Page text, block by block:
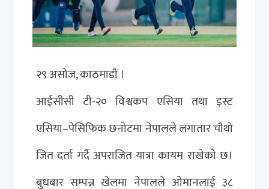
२९ असोज, काठमाडौं ।
आईसीसी टी-२० विश्वकप एसिया तथा इस्ट
एसिया–पेसिफिक छनोटमा नेपालले लगातार चौथो
जित दर्ता गर्दै अपराजित यात्रा कायम राखेको छ।
बुधबार सम्पन्न खेलमा नेपालले ओमानलाई ३८